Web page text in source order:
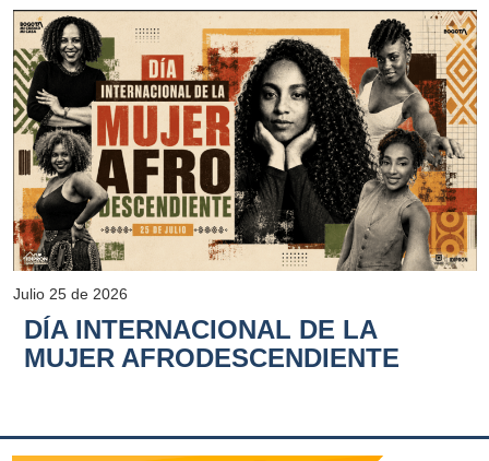
Julio 25 de 2026
DÍA INTERNACIONAL DE LA
MUJER AFRODESCENDIENTE